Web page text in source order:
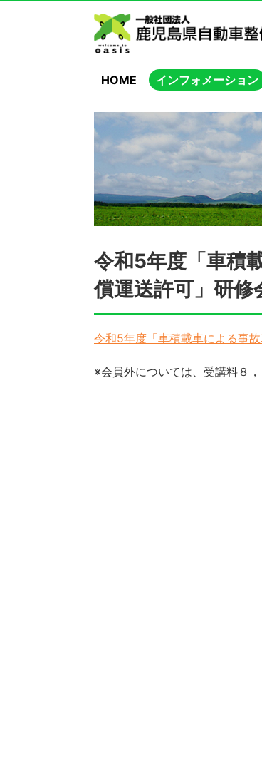
HOME インフォメーション
令和5年度「車積
償運送許可」研
令和5年度「車積載車による事
※会員外については、受講料８